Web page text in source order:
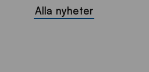
Alla nyheter